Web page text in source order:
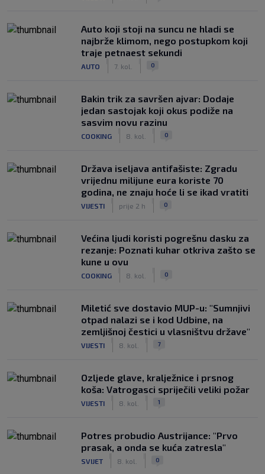
Auto koji stoji na suncu ne hladi se
najbrže klimom, nego postupkom koji
traje petnaest sekundi
AUTO 7. kol. 0
Bakin trik za savršen ajvar: Dodaje
jedan sastojak koji okus podiže na
sasvim novu razinu
COOKING 8. kol. 0
Država iseljava antifašiste: Zgradu
vrijednu milijune eura koriste 70
godina, ne znaju hoće li se ikad vratiti
VIJESTI prije 2 h 0
Većina ljudi koristi pogrešnu dasku za
rezanje: Poznati kuhar otkriva zašto se
kune u ovu
COOKING 8. kol. 0
Miletić sve dostavio MUP-u: "Sumnjivi
otpad nalazi se i kod Udbine, na
zemljišnoj čestici u vlasništvu države"
VIJESTI 8. kol. 7
Ozljede glave, kralježnice i prsnog
koša: Vatrogasci spriječili veliki požar
VIJESTI 8. kol. 1
Potres probudio Austrijance: "Prvo
prasak, a onda se kuća zatresla"
SVIJET 8. kol. 0